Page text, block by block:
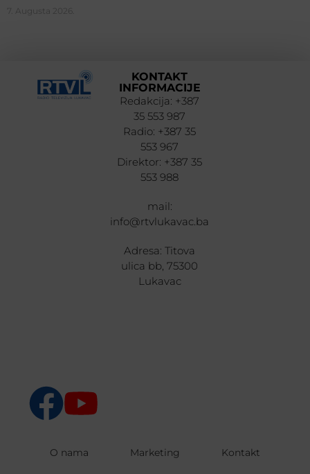
7. Augusta 2026.
KONTAKT
INFORMACIJE
Redakcija: +387
35 553 987
Radio: +387 35
553 967
Direktor: +387 35
553 988
mail:
info@rtvlukavac.ba
Adresa: Titova
ulica bb, 75300
Lukavac
O nama Marketing Kontakt